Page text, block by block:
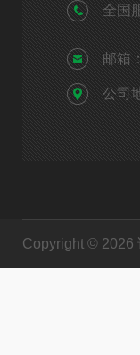
全国
邮箱：
公司
Copyright © 2026